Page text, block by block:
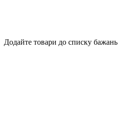
Додайте товари до списку бажань